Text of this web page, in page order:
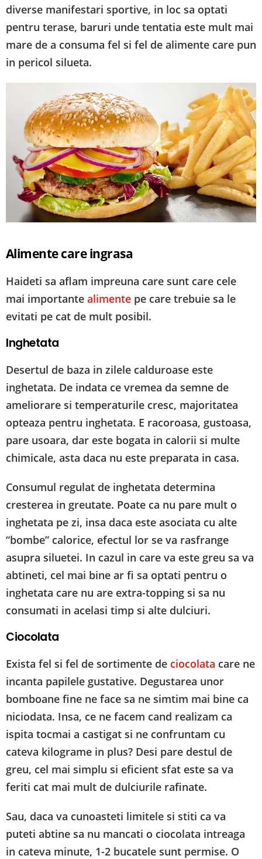
diverse manifestari sportive, in loc sa optati
pentru terase, baruri unde tentatia este mult mai
mare de a consuma fel si fel de alimente care pun
in pericol silueta.
Alimente care ingrasa
Haideti sa aflam impreuna care sunt care cele
mai importante alimente pe care trebuie sa le
evitati pe cat de mult posibil.
Inghetata
Desertul de baza in zilele calduroase este
inghetata. De indata ce vremea da semne de
ameliorare si temperaturile cresc, majoritatea
opteaza pentru inghetata. E racoroasa, gustoasa,
pare usoara, dar este bogata in calorii si multe
chimicale, asta daca nu este preparata in casa.
Consumul regulat de inghetata determina
cresterea in greutate. Poate ca nu pare mult o
inghetata pe zi, insa daca este asociata cu alte
“bombe” calorice, efectul lor se va rasfrange
asupra siluetei. In cazul in care va este greu sa va
abtineti, cel mai bine ar fi sa optati pentru o
inghetata care nu are extra-topping si sa nu
consumati in acelasi timp si alte dulciuri.
Ciocolata
Exista fel si fel de sortimente de ciocolata care ne
incanta papilele gustative. Degustarea unor
bomboane fine ne face sa ne simtim mai bine ca
niciodata. Insa, ce ne facem cand realizam ca
ispita tocmai a castigat si ne confruntam cu
cateva kilograme in plus? Desi pare destul de
greu, cel mai simplu si eficient sfat este sa va
feriti cat mai mult de dulciurile rafinate.
Sau, daca va cunoasteti limitele si stiti ca va
puteti abtine sa nu mancati o ciocolata intreaga
in cateva minute, 1-2 bucatele sunt permise. O